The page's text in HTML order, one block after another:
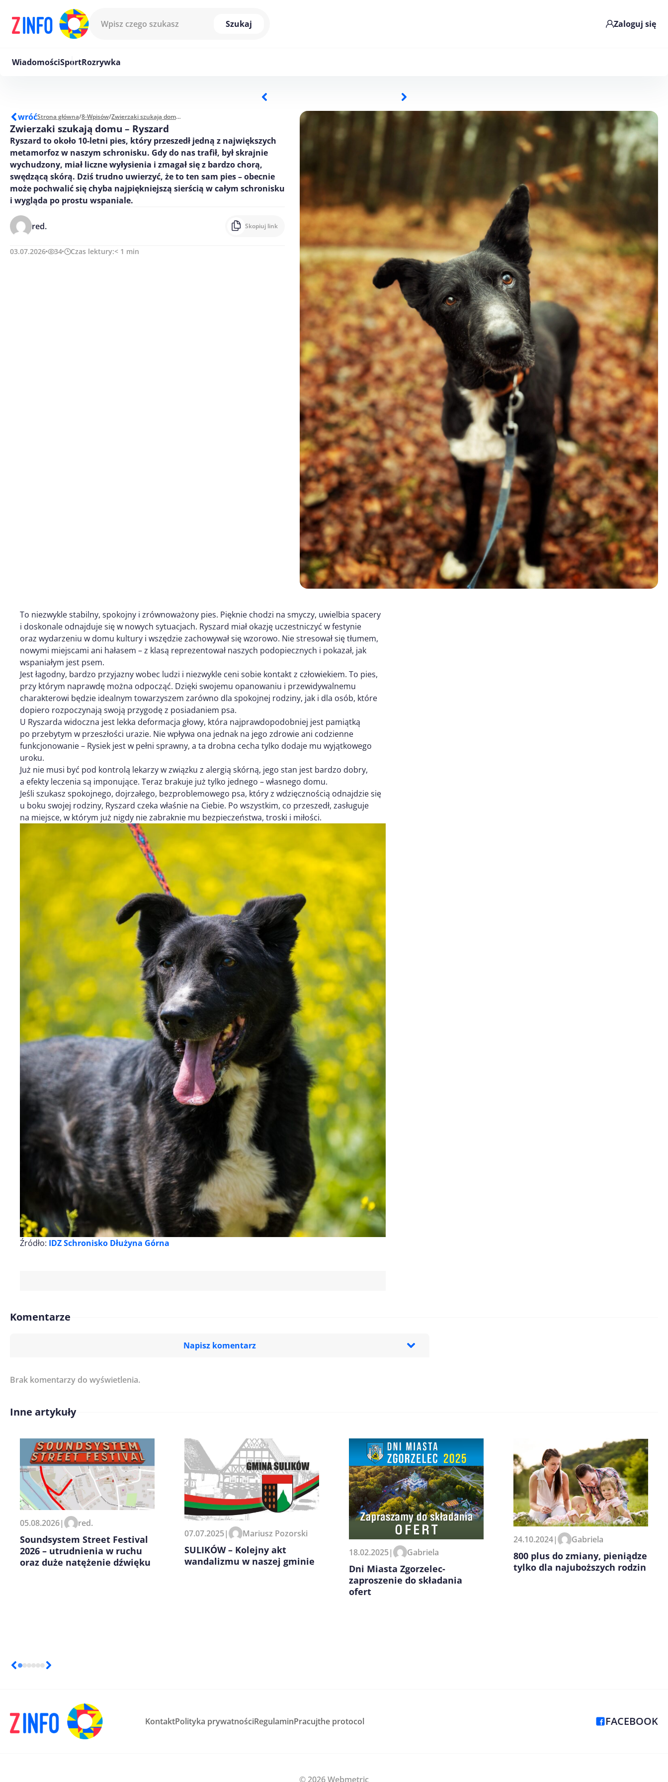
Szukaj
Zaloguj się
WiadomościSportRozrywka
wróćStrona główna/8-Wpisów/ Zwierzaki szukają domu - Ryszard
Zwierzaki szukają domu – Ryszard
Ryszard to około 10-letni pies, który przeszedł jedną z największych
metamorfoz w naszym schronisku. Gdy do nas trafił, był skrajnie
wychudzony, miał liczne wyłysienia i zmagał się z bardzo chorą,
swędzącą skórą. Dziś trudno uwierzyć, że to ten sam pies – obecnie
może pochwalić się chyba najpiękniejszą sierścią w całym schronisku
i wygląda po prostu wspaniale.
red. Skopiuj link
03.07.2026 34 Czas lektury:< 1 min
To niezwykle stabilny, spokojny i zrównoważony pies. Pięknie chodzi na smyczy, uwielbia spacery
i doskonale odnajduje się w nowych sytuacjach. Ryszard miał okazję uczestniczyć w festynie
oraz wydarzeniu w domu kultury i wszędzie zachowywał się wzorowo. Nie stresował się tłumem,
nowymi miejscami ani hałasem – z klasą reprezentował naszych podopiecznych i pokazał, jak
wspaniałym jest psem.
Jest łagodny, bardzo przyjazny wobec ludzi i niezwykle ceni sobie kontakt z człowiekiem. To pies,
przy którym naprawdę można odpocząć. Dzięki swojemu opanowaniu i przewidywalnemu
charakterowi będzie idealnym towarzyszem zarówno dla spokojnej rodziny, jak i dla osób, które
dopiero rozpoczynają swoją przygodę z posiadaniem psa.
U Ryszarda widoczna jest lekka deformacja głowy, która najprawdopodobniej jest pamiątką
po przebytym w przeszłości urazie. Nie wpływa ona jednak na jego zdrowie ani codzienne
funkcjonowanie – Rysiek jest w pełni sprawny, a ta drobna cecha tylko dodaje mu wyjątkowego
uroku.
Już nie musi być pod kontrolą lekarzy w związku z alergią skórną, jego stan jest bardzo dobry,
a efekty leczenia są imponujące. Teraz brakuje już tylko jednego – własnego domu.
Jeśli szukasz spokojnego, dojrzałego, bezproblemowego psa, który z wdzięcznością odnajdzie się
u boku swojej rodziny, Ryszard czeka właśnie na Ciebie. Po wszystkim, co przeszedł, zasługuje
na miejsce, w którym już nigdy nie zabraknie mu bezpieczeństwa, troski i miłości.
Źródło: IDZ Schronisko Dłużyna Górna
Komentarze
Napisz komentarz
Imię/ Nick*
Zapamiętaj moje dane w tej przeglądarce podczas pisania
Brak komentarzy do wyświetlenia.
Inne artykuły
05.08.2026| red.
Soundsystem Street Festival
2026 – utrudnienia w ruchu
oraz duże natężenie dźwięku
07.07.2025| Mariusz Pozorski
SULIKÓW – Kolejny akt
wandalizmu w naszej gminie
18.02.2025| Gabriela
Dni Miasta Zgorzelec-
zaproszenie do składania
ofert
24.10.2024| Gabriela
800 plus do zmiany, pieniądze
tylko dla najuboższych rodzin
KontaktPolityka prywatnościRegulaminPracujthe protocol FACEBOOK
© 2026 Webmetric